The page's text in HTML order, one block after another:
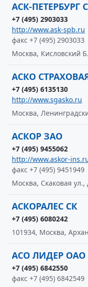
АСК-ПЕТЕРБУРГ
+7 (495) 2903033
http://www.ask-spb.ru
факс +7 (495) 2903033
Москва, Кисловский
АСКО
+7 (495) 6135130
http://www.sgasko.ru
Москва,
АСКОР ЗАО
+7 (495) 9455062
http://www.askor-
факс +7 (495) 9451949
Москва, Скаковая ул.,
АСКОРАЛЕС СК
+7 (495) 6080242
101934, Москва,
АСО ЛИДЕР ОАО
+7 (495) 6842550
факс +7 (495) 6842549